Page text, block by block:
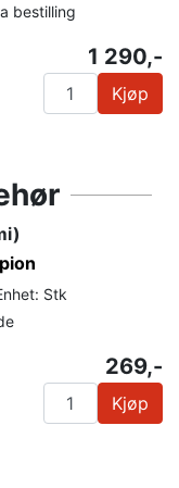
bestilling
1 290,-
Kjøp
Stk
269,-
Kjøp